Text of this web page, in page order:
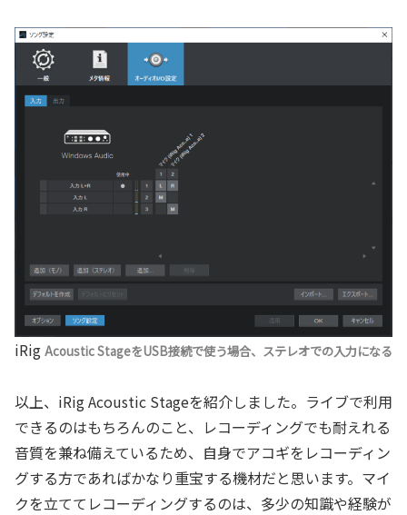
iRig Acoustic StageをUSB接続で使う場合、ステレオでの入力になる
以上、iRig Acoustic Stageを紹介しました。ライブで利用
できるのはもちろんのこと、レコーディングでも耐えれる
音質を兼ね備えているため、自身でアコギをレコーディン
グする方であればかなり重宝する機材だと思います。マイ
クを立ててレコーディングするのは、多少の知識や経験が